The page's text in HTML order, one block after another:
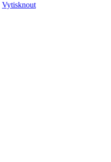
Vytisknout